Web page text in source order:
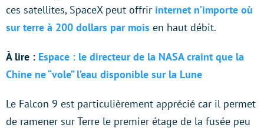
ces satellites, SpaceX peut offrir internet n’importe où
sur terre à 200 dollars par mois en haut débit.
À lire : Espace : le directeur de la NASA craint que la
Chine ne “vole” l’eau disponible sur la Lune
Le Falcon 9 est particulièrement apprécié car il permet
de ramener sur Terre le premier étage de la fusée peu